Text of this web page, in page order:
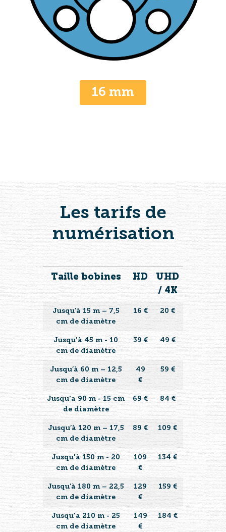
16 mm
Les tarifs de
numérisation
Taille bobines HD
UHD
/ 4K
Jusqu’à 15 m – 7,5
cm de diamètre
16 € 20 €
Jusqu'à 45 m - 10
cm de diamètre
39 € 49 €
Jusqu’à 60 m – 12,5
cm de diamètre
49
€
59 €
Jusqu'a 90 m - 15 cm
de diamètre
69 € 84 €
Jusqu’à 120 m – 17,5
cm de diamètre
89 € 109 €
Jusqu'à 150 m - 20
cm de diamètre
109
€
134 €
Jusqu’à 180 m – 22,5
cm de diamètre
129
€
159 €
Jusqu'a 210 m - 25
cm de diamètre
149
€
184 €